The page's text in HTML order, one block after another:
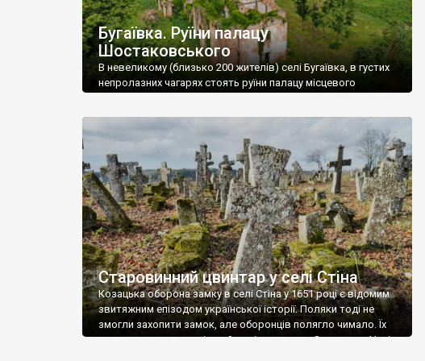
Бугаївка. Руїни палацу
Шостаковського
В невеликому (близько 200 жителів) селі Бугаївка, в густих
непролазних чагарях стоять руїни палацу місцевого
потім клуб, ще пізніше – гуртожиток. У 60-х роках минулого
століття тут розмістили туберкульозну лікарню. Коли із
палацу виїхала лікарня – ми точно не […]
Старовинний цвинтар у селі Стіна
Козацька оборона замку в селі Стіна у 1651 році є відомим
звитяжним епізодом української історії. Поляки тоді не
змогли захопити замок, але оборонців полягло чимало. Їх
поховали на цвинтарі, який тоді називався Замковим. Нині